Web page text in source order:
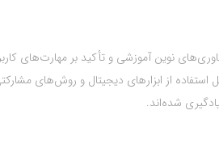
نوین آموزشی و تأکید بر مهارت‌های
از ابزارهای دیجیتال و روش‌های
شده‌اند.